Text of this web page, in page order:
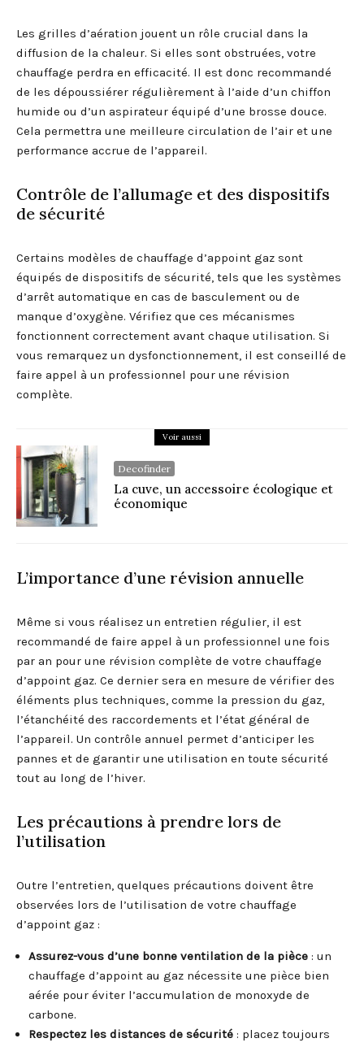
Les grilles d’aération jouent un rôle crucial dans la
diffusion de la chaleur. Si elles sont obstruées, votre
chauffage perdra en efficacité. Il est donc recommandé
de les dépoussiérer régulièrement à l’aide d’un chiffon
humide ou d’un aspirateur équipé d’une brosse douce.
Cela permettra une meilleure circulation de l’air et une
performance accrue de l’appareil.
Contrôle de l’allumage et des dispositifs
de sécurité
Certains modèles de chauffage d’appoint gaz sont
équipés de dispositifs de sécurité, tels que les systèmes
d’arrêt automatique en cas de basculement ou de
manque d’oxygène. Vérifiez que ces mécanismes
fonctionnent correctement avant chaque utilisation. Si
vous remarquez un dysfonctionnement, il est conseillé de
faire appel à un professionnel pour une révision
complète.
Voir aussi
Decofinder
La cuve, un accessoire écologique et
économique
L’importance d’une révision annuelle
Même si vous réalisez un entretien régulier, il est
recommandé de faire appel à un professionnel une fois
par an pour une révision complète de votre chauffage
d’appoint gaz. Ce dernier sera en mesure de vérifier des
éléments plus techniques, comme la pression du gaz,
l’étanchéité des raccordements et l’état général de
l’appareil. Un contrôle annuel permet d’anticiper les
pannes et de garantir une utilisation en toute sécurité
tout au long de l’hiver.
Les précautions à prendre lors de
l’utilisation
Outre l’entretien, quelques précautions doivent être
observées lors de l’utilisation de votre chauffage
d’appoint gaz :
Assurez-vous d’une bonne ventilation de la pièce : un
chauffage d’appoint au gaz nécessite une pièce bien
aérée pour éviter l’accumulation de monoxyde de
carbone.
Respectez les distances de sécurité : placez toujours